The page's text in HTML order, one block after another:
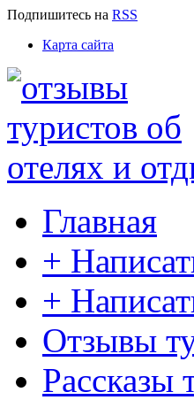
Подпишитесь на RSS
Карта сайта
Главная
+
+
Отзывы
Рассказы